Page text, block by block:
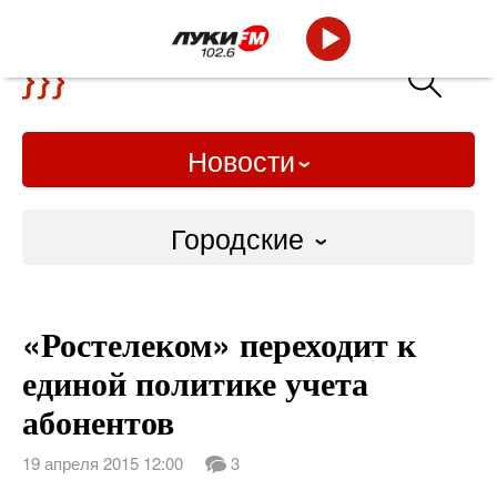
Новости
Городские
Слово Дело
Народные
ВТРК
«Ростелеком» переходит к
единой политике учета
абонентов
19 апреля 2015 12:00 3